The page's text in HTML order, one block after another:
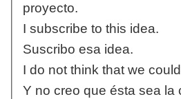
proyecto.
I subscribe to this idea.
Suscribo esa idea.
I do not think that we
Y no creo que ésta sea la